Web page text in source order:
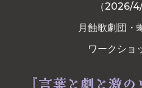
（2026/4/
月蝕歌劇団・
ワークショ
『言葉と劇と激